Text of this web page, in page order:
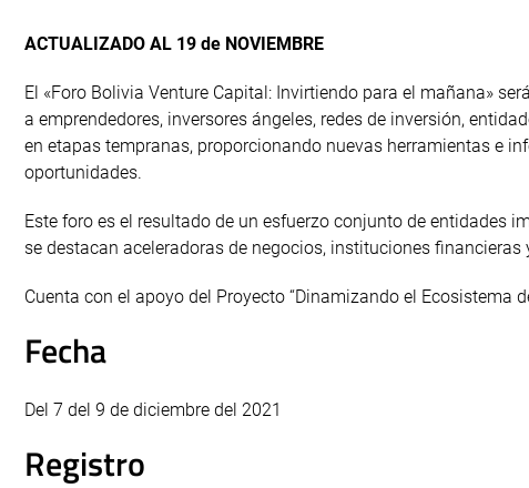
ACTUALIZADO AL 19 de NOVIEMBRE
El «Foro Bolivia Venture Capital: Invirtiendo para el mañana»
a emprendedores, inversores ángeles, redes de inversión,
en etapas tempranas, proporcionando nuevas herramientas e
oportunidades.
Este foro es el resultado de un esfuerzo conjunto de entidades
se destacan aceleradoras de negocios, instituciones financieras
Cuenta con el apoyo del Proyecto “Dinamizando el Ecosistema
Fecha
Del 7 del 9 de diciembre del 2021
Registro